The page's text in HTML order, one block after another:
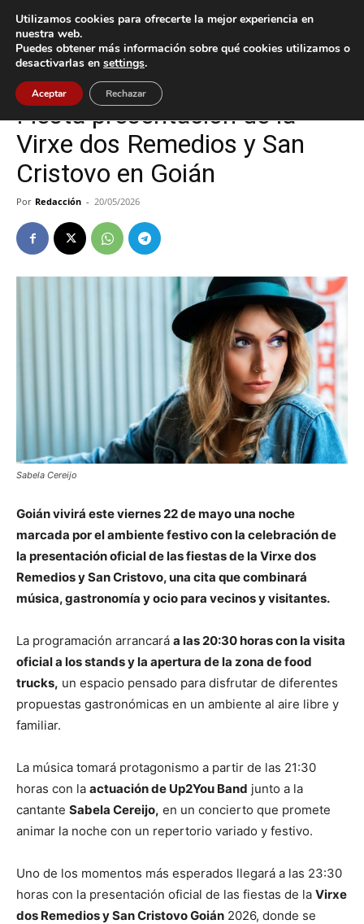
Inicio Cultura / Ocio
Cultura / Ocio Tomiño
Fiesta presentación de la
Virxe dos Remedios y San
Cristovo en Goián
Por Redacción - 20/05/2026
Sabela Cereijo
Goián vivirá este viernes 22 de mayo una noche
marcada por el ambiente festivo con la celebración de
la presentación oficial de las fiestas de la Virxe dos
Remedios y San Cristovo, una cita que combinará
música, gastronomía y ocio para vecinos y visitantes.
La programación arrancará a las 20:30 horas con la visita
oficial a los stands y la apertura de la zona de food
trucks, un espacio pensado para disfrutar de diferentes
propuestas gastronómicas en un ambiente al aire libre y
familiar.
La música tomará protagonismo a partir de las 21:30
horas con la actuación de Up2You Band junto a la
cantante Sabela Cereijo, en un concierto que promete
animar la noche con un repertorio variado y festivo.
Uno de los momentos más esperados llegará a las 23:30
horas con la presentación oficial de las fiestas de la Virxe
dos Remedios y San Cristovo Goián 2026, donde se
Utilizamos cookies para ofrecerte la mejor experiencia en
nuestra web.
Puedes obtener más información sobre qué cookies utilizamos o
desactivarlas en settings.
Aceptar Rechazar